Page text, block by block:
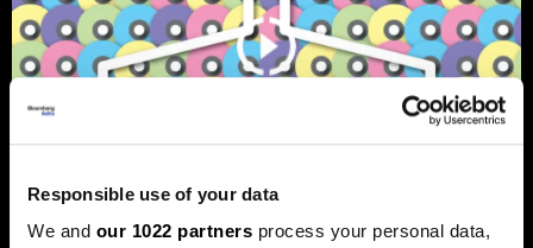
Responsible use of your data
We and our 1022 partners process your personal data,